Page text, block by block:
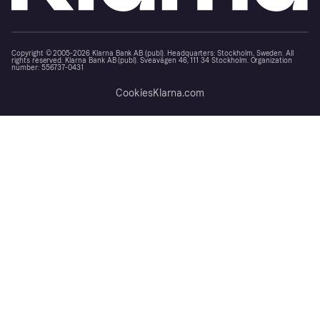
Copyright © 2005-2026 Klarna Bank AB (publ). Headquarters: Stockholm, Sweden. All
rights reserved. Klarna Bank AB (publ). Sveavägen 46, 111 34 Stockholm. Organization
number: 556737-0431
CookiesKlarna.com